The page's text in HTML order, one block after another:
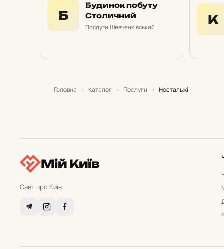
Б
Будинок побуту
Столичний
Послуги·Шевченківський К
Головна › Каталог › Послуги › Ностальжі
Мій Київ
Сайт про Київ